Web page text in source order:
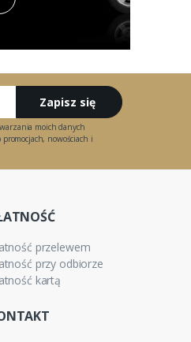
Zapisz się
moich danych
nowościach i
przelewem
przy odbiorze
kartą